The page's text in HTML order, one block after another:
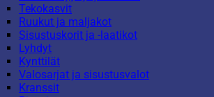
Tekokasvit
Ruukut ja maljakot
Sisustuskorit ja -laatikot
Lyhdyt
Kynttilät
Valosarjat ja sisustusvalot
Kranssit